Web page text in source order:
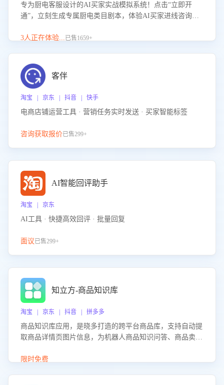
专为厨电客服设计的AI买家实战模拟系统！点击“立即开
通”，立刻生成专属厨电类目剧本，体验AI买家进线咨询真
实场景应对技巧！
3人正在体验...已售1659+
客伴
淘宝 | 京东 | 抖音 | 快手
电商店铺运营工具 · 营销任务实时发送 · 买家智能标签
咨询获取报价已售299+
AI智能回评助手
淘宝 | 京东
AI工具 · 快捷高效回评 · 批量回复
面议已售299+
知立方-商品知识库
淘宝 | 京东 | 抖音 | 拼多多
商品知识库应用，是晓多打造的跨平台商品库，支持自动提
取商品详情页图片信息，为机器人商品知识问答、商品卖点
限时免费